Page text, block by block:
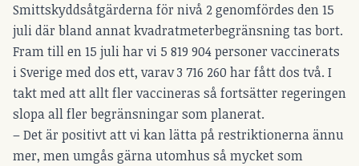
Smittskyddsåtgärderna för nivå 2 genomfördes den 15
juli där bland annat kvadratmeterbegränsning tas bort.
Fram till en 15 juli har vi 5 819 904 personer vaccinerats
i Sverige med dos ett, varav 3 716 260 har fått dos två. I
takt med att allt fler vaccineras så fortsätter regeringen
slopa all fler begränsningar som planerat.
– Det är positivt att vi kan lätta på restriktionerna ännu
mer, men umgås gärna utomhus så mycket som